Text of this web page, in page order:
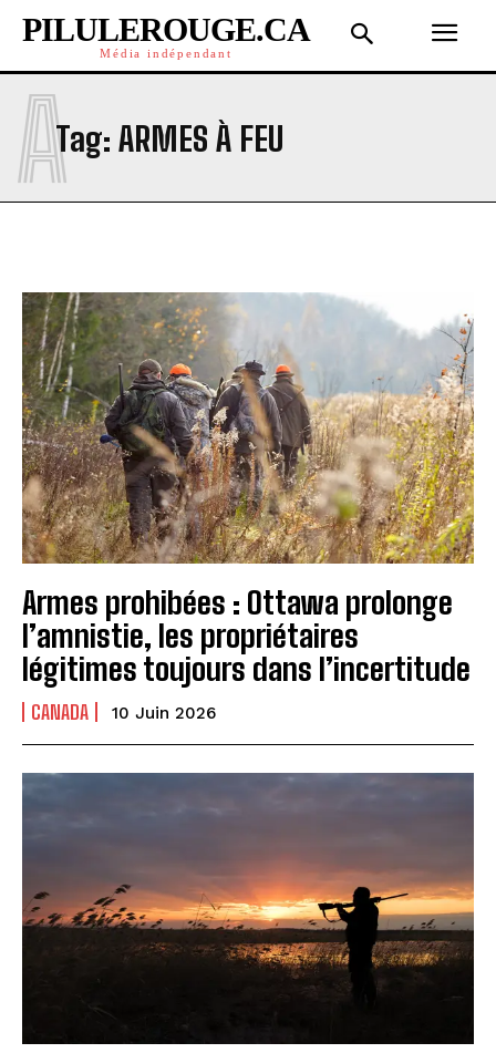
PILULEROUGE.CA
Média indépendant
Tag: ARMES À FEU
A
Armes prohibées : Ottawa prolonge
l’amnistie, les propriétaires
légitimes toujours dans l’incertitude
CANADA 10 Juin 2026